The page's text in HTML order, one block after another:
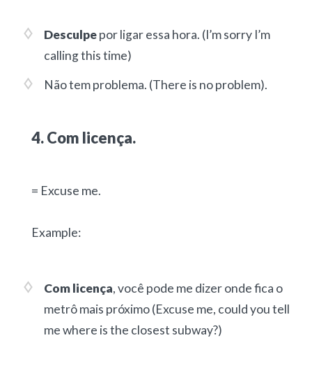
Desculpepor ligar essa hora. (I’m sorry I’m
calling this time)
Não tem problema. (There is no problem).
4. Com licença.
= Excuse me.
Example:
Com licença, você pode me dizer onde fica o
metrô mais próximo (Excuse me, could you tell
me where is the closest subway?)